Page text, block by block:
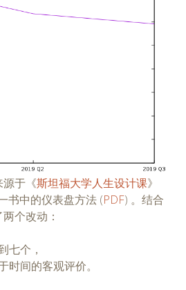
于《斯坦福大学人生设计课》
书中的仪表盘方法 (PDF) 。结合
个改动：
七个，
时间的客观评价。